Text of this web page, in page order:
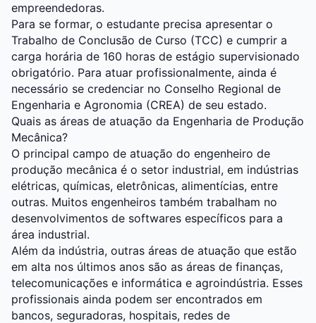
empreendedoras.
Para se formar, o estudante precisa apresentar o
Trabalho de Conclusão de Curso (TCC) e cumprir a
carga horária de 160 horas de estágio supervisionado
obrigatório. Para atuar profissionalmente, ainda é
necessário se credenciar no Conselho Regional de
Engenharia e Agronomia (CREA) de seu estado.
Quais as áreas de atuação da Engenharia de Produção
Mecânica?
O principal campo de atuação do engenheiro de
produção mecânica é o setor industrial, em indústrias
elétricas, químicas, eletrônicas, alimentícias, entre
outras. Muitos engenheiros também trabalham no
desenvolvimentos de softwares específicos para a
área industrial.
Além da indústria, outras áreas de atuação que estão
em alta nos últimos anos são as áreas de finanças,
telecomunicações e informática e agroindústria. Esses
profissionais ainda podem ser encontrados em
bancos, seguradoras, hospitais, redes de